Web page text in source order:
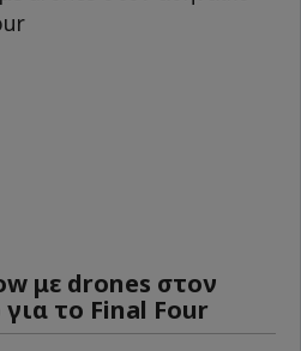
με drones στον
το Final Four